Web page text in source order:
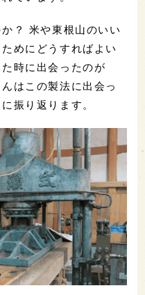
？ 米や東根山のいい
めにどうすればよい
時に出会ったのが
はこの製法に出会っ
振り返ります。